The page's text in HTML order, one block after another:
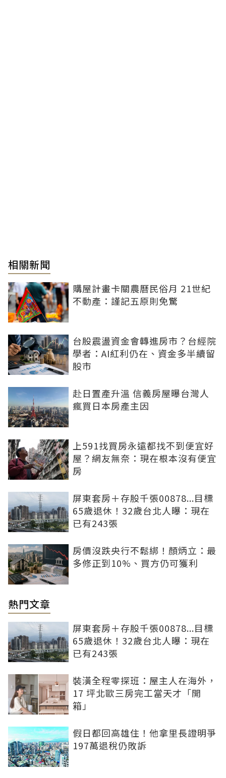
相關新聞
購屋計畫卡關農曆民俗月 21世紀
不動產：謹記五原則免驚
台股震盪資金會轉進房市？台經院
學者：AI紅利仍在、資金多半續留
股市
赴日置產升溫 信義房屋曝台灣人
瘋買日本房產主因
上591找買房永遠都找不到便宜好
屋？網友無奈：現在根本沒有便宜
房
屏東套房＋存股千張00878...目標
65歲退休！32歲台北人曝：現在
已有243張
房價沒跌央行不鬆綁！顏炳立：最
多修正到10%、買方仍可獲利
熱門文章
屏東套房＋存股千張00878...目標
65歲退休！32歲台北人曝：現在
已有243張
裝潢全程零探班：屋主人在海外，
17 坪北歐三房完工當天才「開
箱」
假日都回高雄住！他拿里長證明爭
197萬退稅仍敗訴